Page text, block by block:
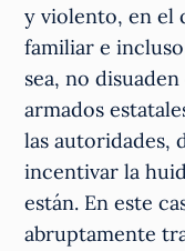
y violento, en el
familiar e
sea, no
armados
las autoridades,
incentivar la
están. En este
abruptamente